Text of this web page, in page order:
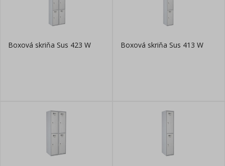
Boxová skriňa Sus 423 W Boxová skriňa Sus 413 W